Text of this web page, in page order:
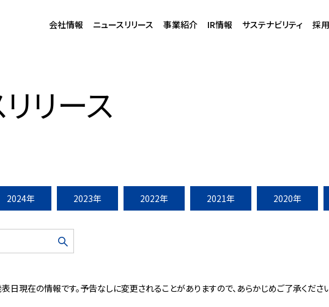
会社情報 ニュースリリース 事業紹介 IR情報 サステナビリティ 採
リース
2024年 2023年 2022年 2021年 2020年
日現在の情報です。予告なしに変更されることがありますので、あらかじめご了承ください